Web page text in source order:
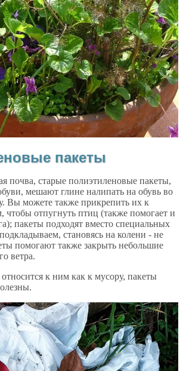
пакеты
почва, старые полиэтиленовые пакеты,
мешают глине налипать на обувь во
Вы можете также прикрепить их к
чтобы отпугнуть птиц (также помогает и
пакеты подходят вместо специальных
становясь на колени - не
помогают также закрыть небольшие
ветра.
к ним как к мусору, пакеты